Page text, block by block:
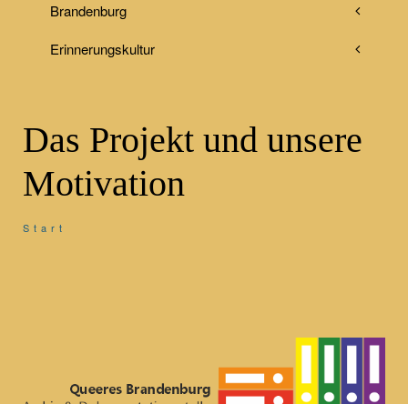
Brandenburg
Erinnerungskultur
Das Projekt und unsere
Motivation
Start